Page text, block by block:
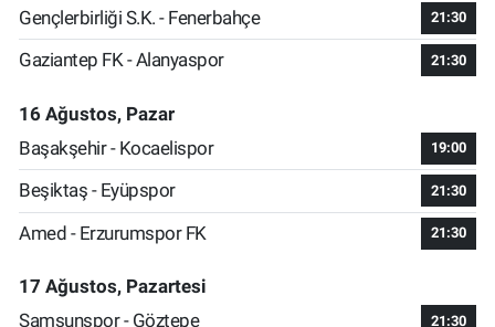
Gençlerbirliği S.K. - Fenerbahçe 21:30
Gaziantep FK - Alanyaspor 21:30
16 Ağustos, Pazar
Başakşehir - Kocaelispor
19:00
Beşiktaş - Eyüpspor 21:30
Amed - Erzurumspor FK 21:30
17 Ağustos, Pazartesi
Samsunspor - Göztepe
21:30